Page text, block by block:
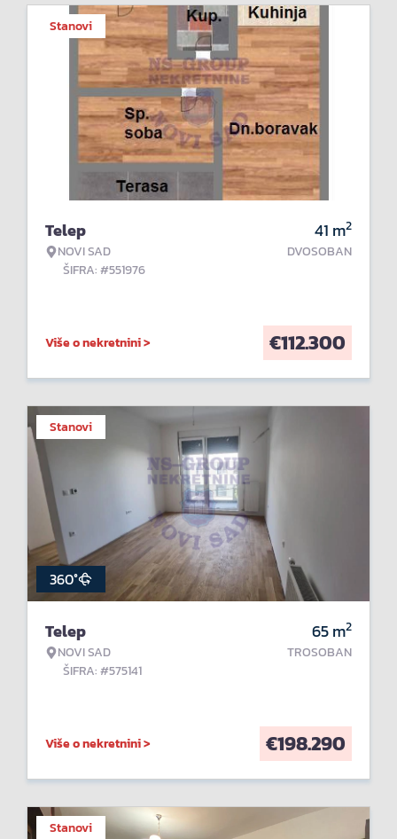
Stanovi
Telep
NOVI SAD
ŠIFRA: #551976
41 m2
DVOSOBAN
Više o nekretnini > €112.300
Stanovi
360°
Telep
NOVI SAD
ŠIFRA: #575141
65m2
TROSOBAN
Više o nekretnini > €198.290
Stanovi